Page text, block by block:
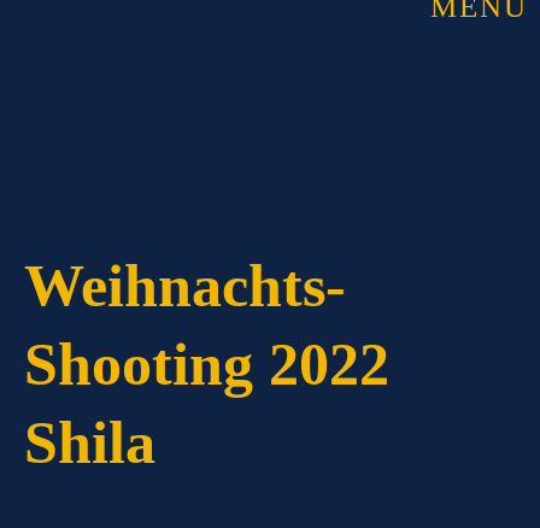
MENU
Weihnachts-
Shooting 2022
Shila